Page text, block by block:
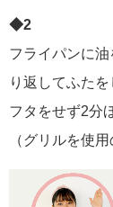
◆2
フライパンに
り返してふた
フタをせず2分
（グリルを使